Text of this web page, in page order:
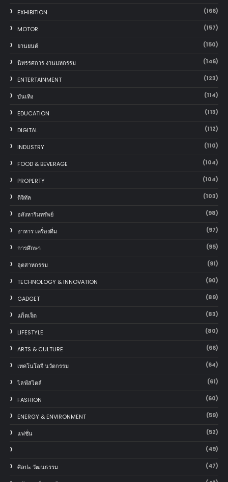
EXHIBITION (166)
MOTOR (157)
‎ยานยนต์‎ (150)
นิทรรศการ งานมหกรรม (146)
ENTERTAINMENT (123)
บันเทิง (114)
EDUCATION (113)
DIGITAL (112)
INDUSTRY (110)
FOOD & BEVERAGE (104)
PROPERTY (104)
ดิจิทัล (103)
อสังหาริมทรัพย์ (98)
อาหาร เครื่องดื่ม (97)
การศึกษา (95)
อุตสาหกรรม (91)
TECHNOLOGY & INNOVATION (90)
GADGET (89)
แก็ตเจ็ต (83)
LIFESTYLE (80)
ARTS & CULTURE (66)
เทคโนโลยี นวัตกรรม (64)
ไลฟ์สไตล์ (61)
FASHION (60)
ENERGY & ENVIRONMENT (59)
แฟชั่น (52)
(49)
ศิลปะ วัฒนธรรม (47)